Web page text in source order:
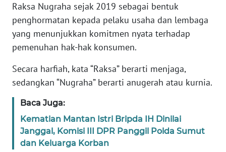
Raksa Nugraha sejak 2019 sebagai bentuk
penghormatan kepada pelaku usaha dan lembaga
yang menunjukkan komitmen nyata terhadap
pemenuhan hak-hak konsumen.
Secara harfiah, kata “Raksa” berarti menjaga,
sedangkan “Nugraha” berarti anugerah atau kurnia.
Baca Juga:
Kematian Mantan Istri Bripda IH Dinilai
Janggal, Komisi III DPR Panggil Polda Sumut
dan Keluarga Korban
WN
SUMUT
WN
JAKARTA
JABAR
WN
BANTEN